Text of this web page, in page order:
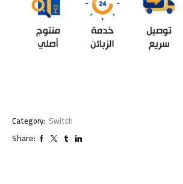
Category: Switch
Share: